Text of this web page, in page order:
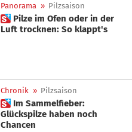
Panorama » Pilzsaison
 Pilze im Ofen oder in der
Luft trocknen: So klappt's
Chronik » Pilzsaison
 Im Sammelfieber:
Glückspilze haben noch
Chancen